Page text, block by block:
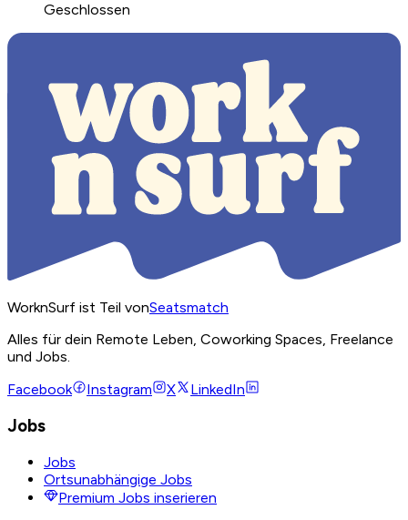
Geschlossen
WorknSurf ist Teil vonSeatsmatch
Alles für dein Remote Leben, Coworking Spaces, Freelance
und Jobs.
Facebook
Instagram X LinkedIn
Jobs
Jobs
Ortsunabhängige Jobs
Premium Jobs inserieren